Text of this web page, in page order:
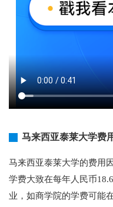
马来西亚泰莱大学费
马来西亚泰莱大学的费用
学费大致在每年人民币
业，如商学院的学费可能